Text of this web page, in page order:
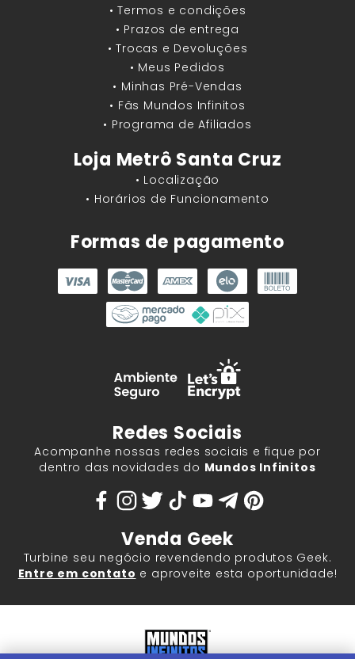
• Termos e condições
• Prazos de entrega
• Trocas e Devoluções
• Meus Pedidos
• Minhas Pré-Vendas
• Fãs Mundos Infinitos
• Programa de Afiliados
Loja Metrô Santa Cruz
• Localização
• Horários de Funcionamento
Formas de pagamento
Redes Sociais
Acompanhe nossas redes sociais e fique por
dentro das novidades do Mundos Infinitos
Venda Geek
Turbine seu negócio revendendo produtos Geek.
Entre em contato e aproveite esta oportunidade!